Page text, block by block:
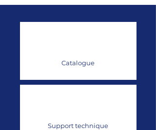
Catalogue
Support technique